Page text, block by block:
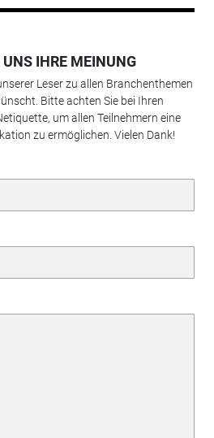
UNS IHRE MEINUNG
Leser zu allen Branchenthemen
Bitte achten Sie bei Ihren
um allen Teilnehmern eine
zu ermöglichen. Vielen Dank!